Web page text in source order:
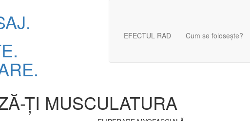
EFECTUL RAD Cum se folosește?
ȚI MUSCULATURA